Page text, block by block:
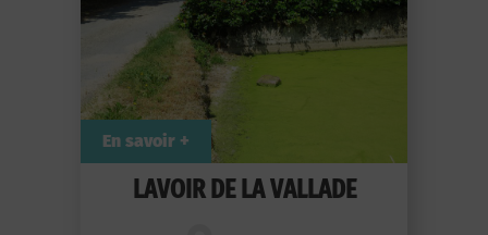
LAVOIR DE LA VALLADE
En savoir +